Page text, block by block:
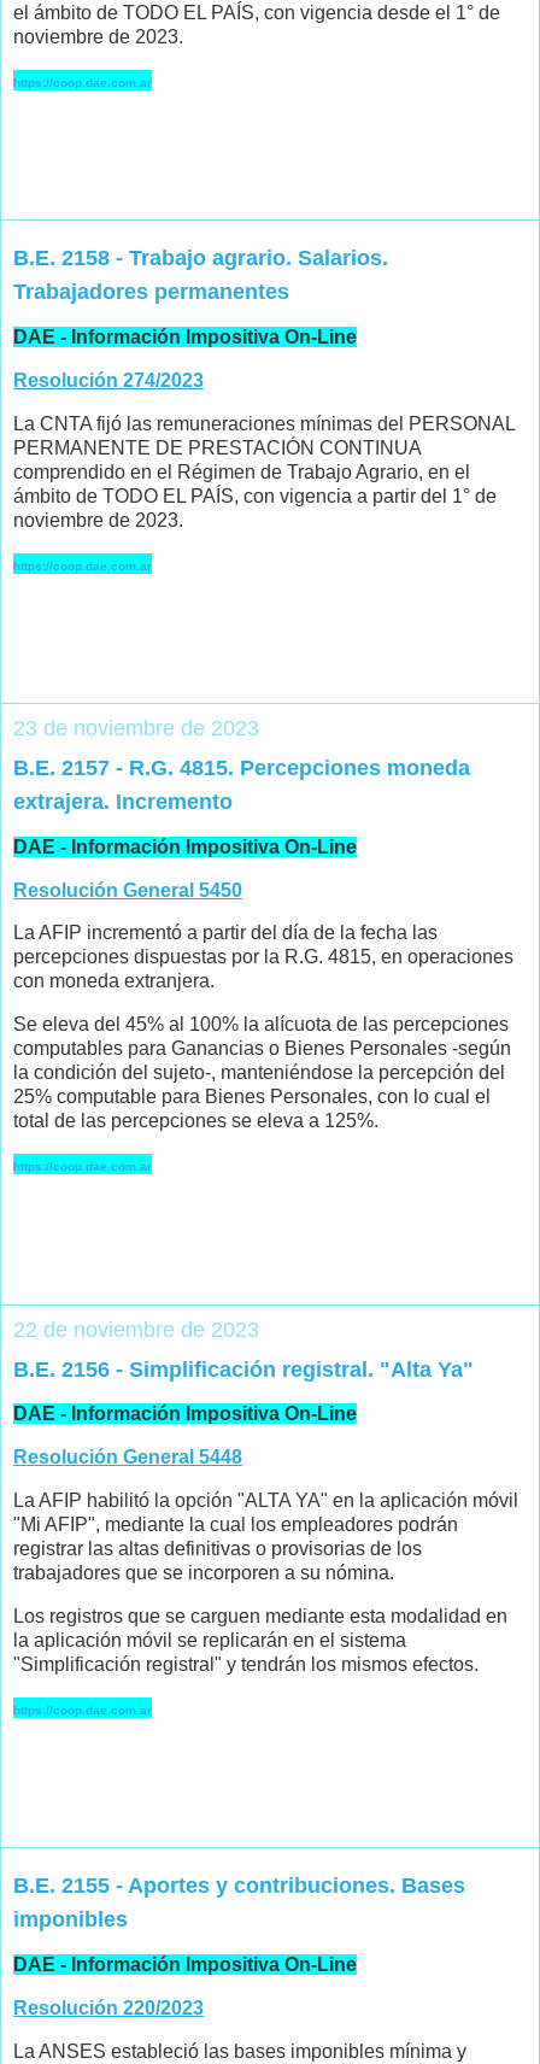
el ámbito de TODO EL PAÍS, con vigencia desde el 1° de
noviembre de 2023.
https://coop.dae.com.ar
B.E. 2158 - Trabajo agrario. Salarios.
Trabajadores permanentes
DAE - Información Impositiva On-Line
Resolución 274/2023
La CNTA fijó las remuneraciones mínimas del PERSONAL
PERMANENTE DE PRESTACIÓN CONTINUA
comprendido en el Régimen de Trabajo Agrario, en el
ámbito de TODO EL PAÍS, con vigencia a partir del 1° de
noviembre de 2023.
https://coop.dae.com.ar
23 de noviembre de 2023
B.E. 2157 - R.G. 4815. Percepciones moneda
extrajera. Incremento
DAE - Información Impositiva On-Line
Resolución General 5450
La AFIP incrementó a partir del día de la fecha las
percepciones dispuestas por la R.G. 4815, en operaciones
con moneda extranjera.
Se eleva del 45% al 100% la alícuota de las percepciones
computables para Ganancias o Bienes Personales -según
la condición del sujeto-, manteniéndose la percepción del
25% computable para Bienes Personales, con lo cual el
total de las percepciones se eleva a 125%.
https://coop.dae.com.ar
22 de noviembre de 2023
B.E. 2156 - Simplificación registral. "Alta Ya"
DAE - Información Impositiva On-Line
Resolución General 5448
La AFIP habilitó la opción "ALTA YA" en la aplicación móvil
"Mi AFIP", mediante la cual los empleadores podrán
registrar las altas definitivas o provisorias de los
trabajadores que se incorporen a su nómina.
Los registros que se carguen mediante esta modalidad en
la aplicación móvil se replicarán en el sistema
"Simplificación registral" y tendrán los mismos efectos.
https://coop.dae.com.ar
B.E. 2155 - Aportes y contribuciones. Bases
imponibles
DAE - Información Impositiva On-Line
Resolución 220/2023
La ANSES estableció las bases imponibles mínima y